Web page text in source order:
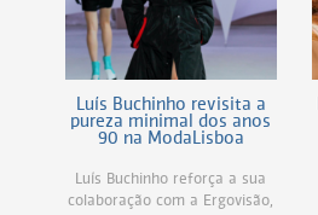
Luís Buchinho revisita a
pureza minimal dos anos
90 na ModaLisboa
Luís Buchinho reforça a sua
colaboração com a Ergovisão,